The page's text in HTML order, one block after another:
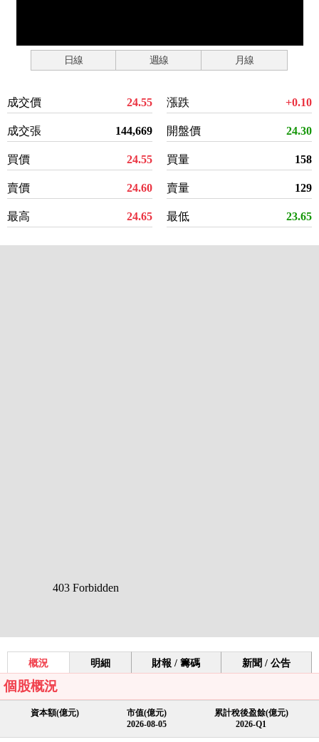
日線 週線 月線
成交價 24.55
成交張 144,669
買價 24.55
賣價 24.60
最高 24.65
漲跌 +0.10
開盤價 24.30
買量 158
賣量 129
最低 23.65
概況 明細 財報 / 籌碼 新聞 / 公告
個股概況
資本額(億元)
市值(億元)
2026-08-05
累計稅後盈餘(億元)
2026-Q1